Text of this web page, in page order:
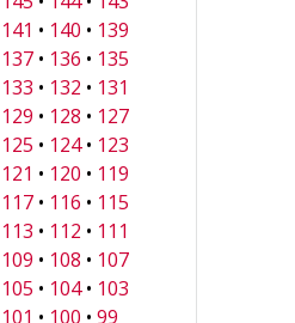
141 • 140 • 139
137 • 136 • 135
133 • 132 • 131
129 • 128 • 127
125 • 124• 123
121 • 120 • 119
117 • 116 • 115
113 • 112 • 111
109 • 108 • 107
105 • 104• 103
101 • 100 •99